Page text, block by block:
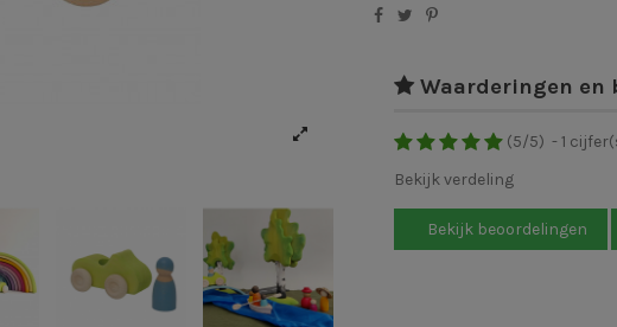
Waarderingen en
(5/5) - 1
Bekijk verdeling
Bekijk beoordelingen